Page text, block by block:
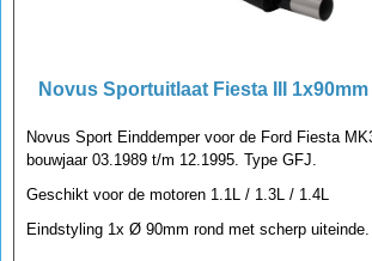
Novus Sportuitlaat Fiesta III
Novus Sport Einddemper voor de Ford Fiesta
bouwjaar 03.1989 t/m 12.1995. Type GFJ.
Geschikt voor de motoren 1.1L / 1.3L / 1.4L
Eindstyling 1x Ø 90mm rond met scherp uiteinde.